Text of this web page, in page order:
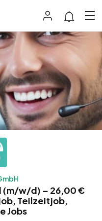
(m/w/d) – 26,00 €
Teilzeitjob,
Jobs